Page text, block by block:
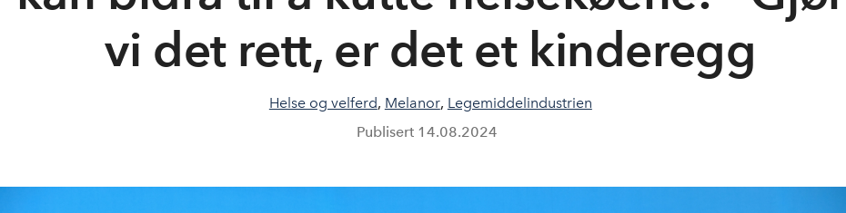
vi det rett, er det et kinderegg
Helse og velferd, Melanor, Legemiddelindustrien
Publisert 14.08.2024